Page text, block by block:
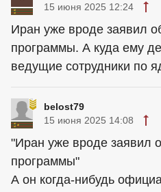
15 июня 2025 12:24
Иран уже вроде заявил
программы. А куда ему
ведущие сотрудники по
belost79
15 июня 2025 14:08
"Иран уже вроде заявил
программы"
А он когда-нибудь